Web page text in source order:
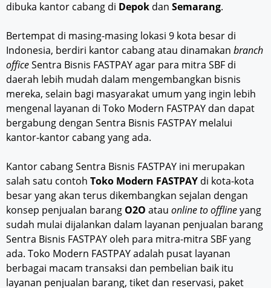
dibuka kantor cabang di Depok dan Semarang.
Bertempat di masing-masing lokasi 9 kota besar di
Indonesia, berdiri kantor cabang atau dinamakan branch
officeSentra Bisnis FASTPAY agar para mitra SBF di
daerah lebih mudah dalam mengembangkan bisnis
mereka, selain bagi masyarakat umum yang ingin lebih
mengenal layanan di Toko Modern FASTPAY dan dapat
bergabung dengan Sentra Bisnis FASTPAY melalui
kantor-kantor cabang yang ada.
Kantor cabang Sentra Bisnis FASTPAY ini merupakan
salah satu contoh Toko Modern FASTPAY di kota-kota
besar yang akan terus dikembangkan sejalan dengan
konsep penjualan barang O2O atau online to offlineyang
sudah mulai dijalankan dalam layanan penjualan barang
Sentra Bisnis FASTPAY oleh para mitra-mitra SBF yang
ada. Toko Modern FASTPAY adalah pusat layanan
berbagai macam transaksi dan pembelian baik itu
layanan penjualan barang, tiket dan reservasi, paket